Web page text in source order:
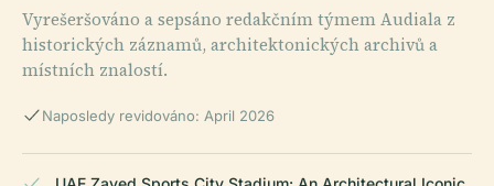
Vyrešeršováno a sepsáno redakčním týmem Audiala z
historických záznamů, architektonických archivů a
místních znalostí.
Naposledy revidováno: April 2026